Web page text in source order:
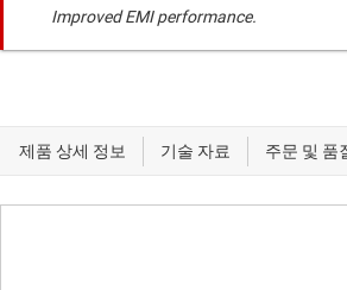
Improved EMI performance.